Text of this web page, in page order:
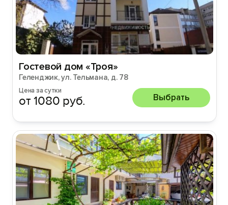
Гостевой дом «Троя»
Геленджик, ул. Тельмана, д. 78
Цена за сутки
от 1080 руб. Выбрать